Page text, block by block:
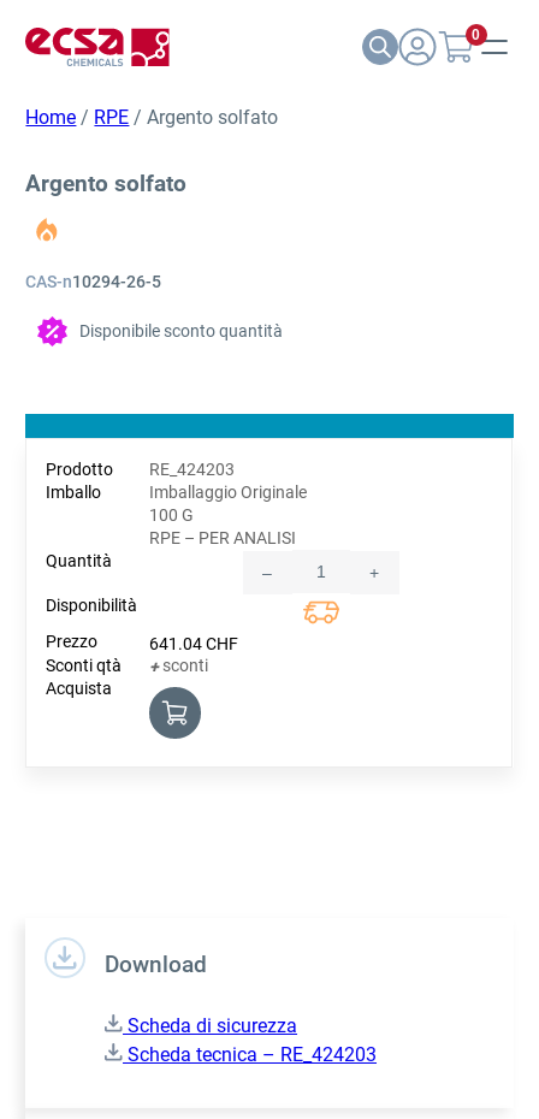
0
Home / RPE / Argento solfato
Argento solfato
CAS-n10294-26-5
Disponibile sconto quantità
RE_424203
Imballaggio Originale
100 G
RPE – PER ANALISI
Quantity
– +
641.04CHF
+sconti
Download
Scheda di sicurezza
Scheda tecnica – RE_424203